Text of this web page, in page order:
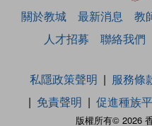
關於教城 最新消息 教
人才招募
聯絡我們
版權所有© 2026
私隱政策聲明 服務條
免責聲明
促進種族